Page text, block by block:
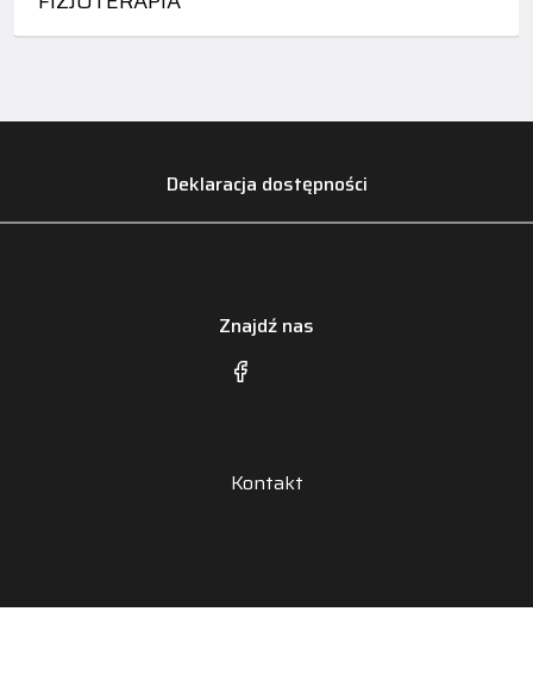
Deklaracja dostępności
Znajdź nas
Kontakt